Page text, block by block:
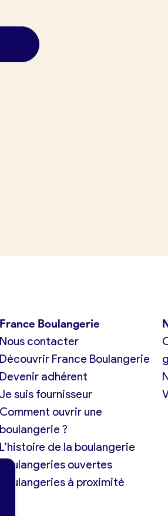
France Boulangerie
contacter
Découvrir France Boulangerie
Devenir adhérent
Je suis fournisseur
Comment ouvrir une
boulangerie ?
L’histoire de la boulangerie
Boulangeries ouvertes
Boulangeries à proximité